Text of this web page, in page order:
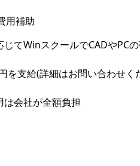
用補助
てWinスクールでCADやPC
を支給(詳細はお問い合わせく
会社が全額負担